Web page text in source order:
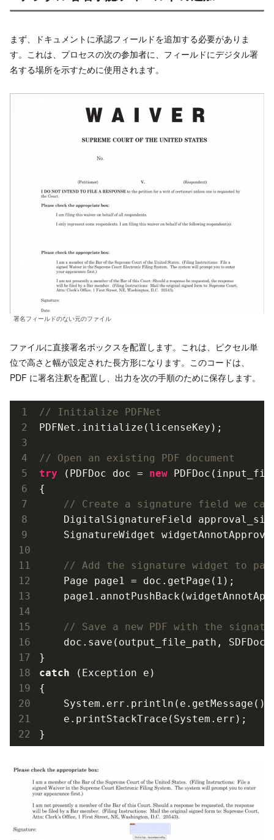
まず、ドキュメントに承認フィールドを追加する必要がありま
す。これは、プロセスの次の参加者に、フィールドにデジタル署
名する場所を示すために使用されます。
署名フィールドのない元のファイル
ファイルに直接署名ボックスを配置します。これは、ピクセル単
位で高さと幅が設定された長方形になります。このコードは、
PDF に署名注釈を配置し、出力を次の手順のために保存します。
// Initialize PDFNet
PDFNet . initialize(licenseKey);
// Open an existing PDF document
try (PDFDoc doc = new PDFDoc(
{
// Create a signature field we
DigitalSignatureField
SignatureWidget
// Add the signature widget to
    Page page1 = doc.get
Page(1) ;
    page1.annot
PushBack(
// Save a new PDF with the
doc.save(output_file_path,
catch (Exception e)
{
System . err.println(e.get Message()
    e.print
StackTrace(System. err ) ;
}